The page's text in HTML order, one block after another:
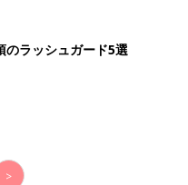
のラッシュガード5選
>